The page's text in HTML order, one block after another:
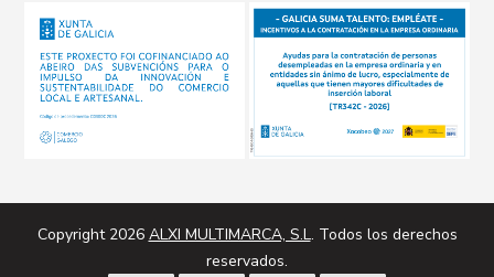
Copyright 2026 ALXI MULTIMARCA, S.L. Todos los derechos
reservados.